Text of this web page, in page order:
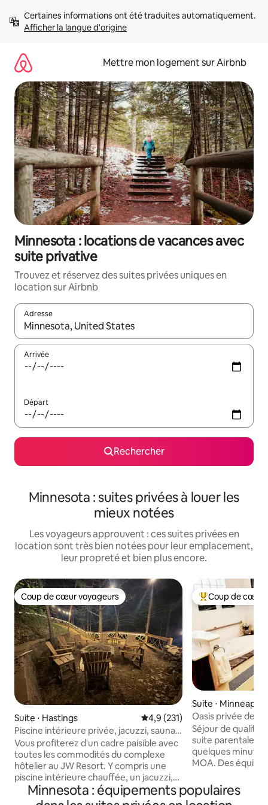
directement
Afficher la langue d'origine
Mettre mon logement sur Airbnb
Minnesota : locations de vacances avec
suite privative
Trouvez et réservez des suites privées uniques en
location sur Airbnb
Adresse
Lorsque les résultats s'affichent, utilisez les flèches vers le
Arrivée
Départ
Rechercher
Minnesota : suites privées à louer les
mieux notées
Les voyageurs approuvent : ces suites privées en
location sont très bien notées pour leur emplacement,
leur propreté et bien plus encore.
Coup de cœur voyageurs
Coup de cœur voyageurs
Suite ⋅ Hastings Évaluation moyenne sur la
4,9 (231)
Piscine intérieure privée, jacuzzi, sauna,
salle de jeux
Vous profiterez d'un cadre paisible avec
toutes les commodités du complexe
hôtelier au JW Resort. Y compris une
piscine intérieure chauffée, un jacuzzi,
un sauna et des jeux. Nos voyageurs
viennent pour se faire des souvenirs, pas
Coups de cœur
Coup de cœur
Suite ⋅
Oasis privée de
Séjour de qualité
suite parentale
quelques
MOA. Des
plupart des
Détendez-vous
Minnesota : équipements populaires